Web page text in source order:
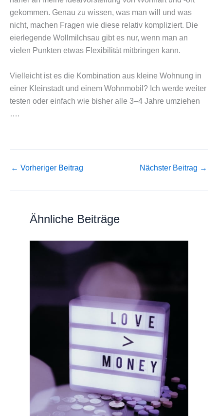
gekommen. Genau zu wissen, was man will und was
nicht, machen Fragen wie diese relativ kompliziert. Die
eierlegende Wollmilchsau gibt es nur, wenn man an
vielen Punkten etwas Flexibilität mitbringen kann.
Vielleicht ist es die Kombination aus kleine Wohnung in
einer Kleinstadt und einem Wohnmobil? Ich werde weiter
testen oder einfach wie bisher alle 3–4 Jahre umziehen
….
← Vorheriger Beitrag Nächster Beitrag →
Ähnliche Beiträge